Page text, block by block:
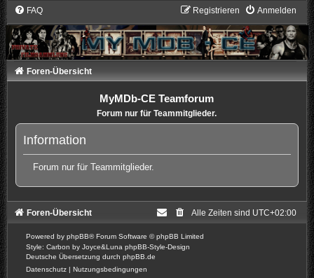
FAQ Anmelden
Registrieren
Foren-Übersicht
MyMDb-CE Teamforum
Forum nur für Teammitglieder.
Information
Forum nur für Teammitglieder.
Foren-Übersicht Alle Zeiten sind UTC+02:00
Powered by phpBB® Forum Software © phpBB Limited
Style: Carbon by Joyce&Luna phpBB-Style-Design
Deutsche Übersetzung durch phpBB.de
Datenschutz | Nutzungsbedingungen